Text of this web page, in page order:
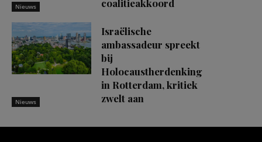
Nieuws
coalitieakkoord
Nieuws
Israëlische
ambassadeur spreekt
bij
Holocaustherdenking
in Rotterdam, kritiek
zwelt aan